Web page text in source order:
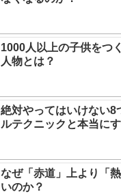
1000人以上の子供をつ
人物とは？
絶対やってはいけない8
ルテクニックと本当に
なぜ「赤道」上より「
いのか？